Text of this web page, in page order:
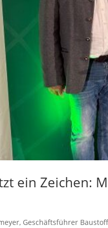
ein Zeichen:
Geschäftsführer